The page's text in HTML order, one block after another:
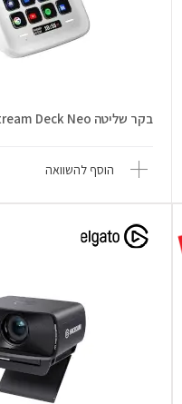
בקר שליטה Stream Deck Neo
הוסף להשוואה